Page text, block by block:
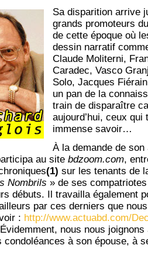
Sa disparition arrive
grands promoteurs
de cette époque où
dessin narratif
Claude Moliterni,
Caradec, Vasco
Solo, Jacques
un pan de la
train de disparaître
aujourd’hui, ceux
immense savoir…
À la demande de
au site bdzoom.com,
(1) sur les tenants de
Nombrils » de ses
débuts. Il travailla également
par ces derniers que
: http://www.actuabd.com/
nous nous
condoléances à son épouse, à